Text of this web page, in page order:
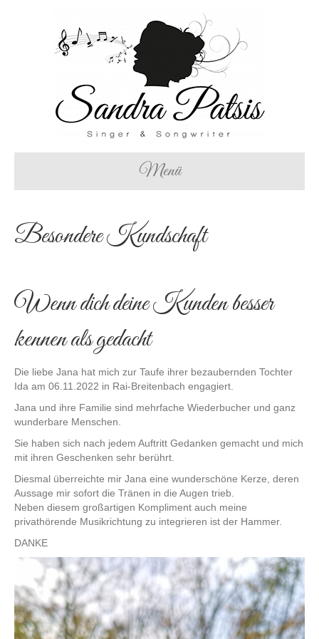
Menü
Besondere Kundschaft
Wenn dich deine Kunden besser
kennen als gedacht
Die liebe Jana hat mich zur Taufe ihrer bezaubernden Tochter
Ida am 06.11.2022 in Rai-Breitenbach engagiert.
Jana und ihre Familie sind mehrfache Wiederbucher und ganz
wunderbare Menschen.
Sie haben sich nach jedem Auftritt Gedanken gemacht und mich
mit ihren Geschenken sehr berührt.
Diesmal überreichte mir Jana eine wunderschöne Kerze, deren
Aussage mir sofort die Tränen in die Augen trieb.
Neben diesem großartigen Kompliment auch meine
privathörende Musikrichtung zu integrieren ist der Hammer.
DANKE